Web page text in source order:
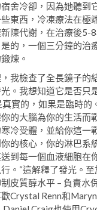
舍冷卻，因為她聽到
東西，冷凍療法在極
陳代謝，在治療後5-
的，一個三分鐘的治
煉。
我檢查了全長鏡子的
。我想知道它是否只
實的，如果是臨時的
的大腦為你的生活而
冷受體，並給你這一
的核心，你的淋巴系
到每一個血液細胞在
。“這解釋了發光。至
皮質醇水平 – 負責水
Crystal Renn和